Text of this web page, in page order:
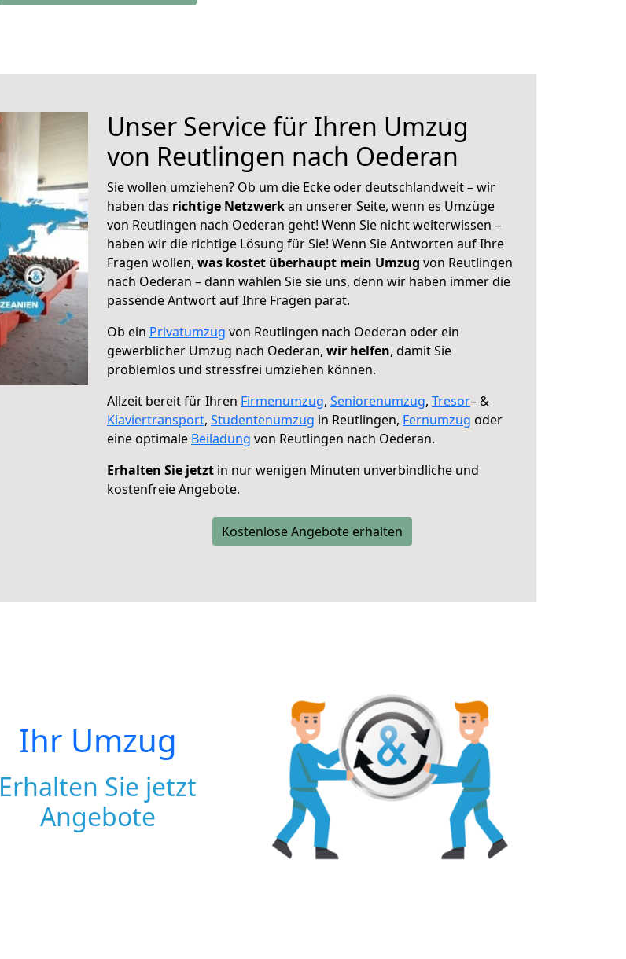
Unser Service für Ihren Umzug
von Reutlingen nach Oederan
Sie wollen umziehen? Ob um die Ecke oder deutschlandweit – wir
haben das richtige Netzwerkan unserer Seite, wenn es Umzüge
von Reutlingen nach Oederan geht! Wenn Sie nicht weiterwissen –
haben wir die richtige Lösung für Sie! Wenn Sie Antworten auf Ihre
Fragen wollen, was kostet überhaupt mein Umzug von Reutlingen
nach Oederan – dann wählen Sie sie uns, denn wir haben immer die
passende Antwort auf Ihre Fragen parat.
Ob ein Privatumzug von Reutlingen nach Oederan oder ein
gewerblicher Umzug nach Oederan, wir helfen, damit Sie
problemlos und stressfrei umziehen können.
Allzeit bereit für Ihren Firmenumzug, Seniorenumzug, Tresor– &
Klaviertransport, Studentenumzug in Reutlingen, Fernumzug oder
eine optimale Beiladung von Reutlingen nach Oederan.
Erhalten Sie jetzt in nur wenigen Minuten unverbindliche und
kostenfreie Angebote.
Kostenlose Angebote erhalten
Ihr Umzug
Erhalten Sie jetzt
Angebote